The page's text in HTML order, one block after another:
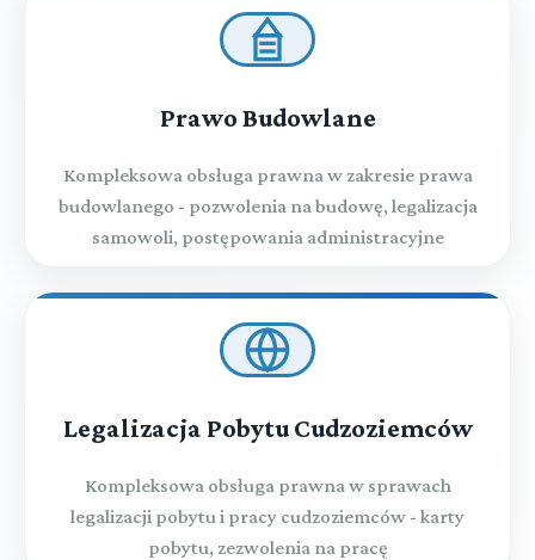
Prawo Budowlane
Kompleksowa obsługa prawna w zakresie prawa
budowlanego - pozwolenia na budowę, legalizacja
samowoli, postępowania administracyjne
Legalizacja Pobytu Cudzoziemców
Kompleksowa obsługa prawna w sprawach
legalizacji pobytu i pracy cudzoziemców - karty
pobytu, zezwolenia na pracę